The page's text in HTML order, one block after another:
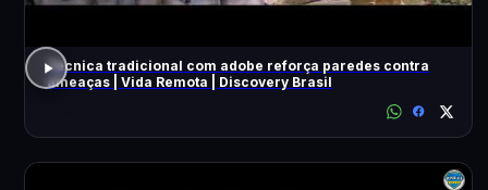
Técnica tradicional com adobe reforça paredes contra
ameaças | Vida Remota | Discovery Brasil